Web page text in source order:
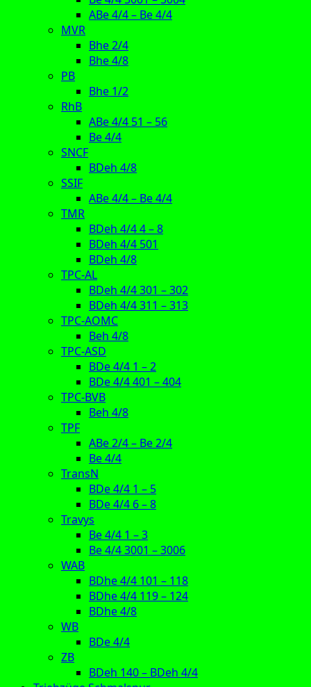
ABe 4/4 – Be 4/4
MVR
Bhe 2/4
Bhe 4/8
PB
Bhe 1/2
RhB
ABe 4/4 51 – 56
Be 4/4
SNCF
BDeh 4/8
SSIF
ABe 4/4 – Be 4/4
TMR
BDeh 4/4 4 – 8
BDeh 4/4 501
BDeh 4/8
TPC-AL
BDeh 4/4 301 – 302
BDeh 4/4 311 – 313
TPC-AOMC
Beh 4/8
TPC-ASD
BDe 4/4 1 – 2
BDe 4/4 401 – 404
TPC-BVB
Beh 4/8
TPF
ABe 2/4 – Be 2/4
Be 4/4
TransN
BDe 4/4 1 – 5
BDe 4/4 6 – 8
Travys
Be 4/4 1 – 3
Be 4/4 3001 – 3006
WAB
BDhe 4/4 101 – 118
BDhe 4/4 119 – 124
BDhe 4/8
WB
BDe 4/4
ZB
BDeh 140 – BDeh 4/4